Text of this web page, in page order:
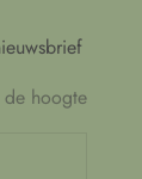
hoogte